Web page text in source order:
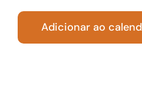
Adicionar ao